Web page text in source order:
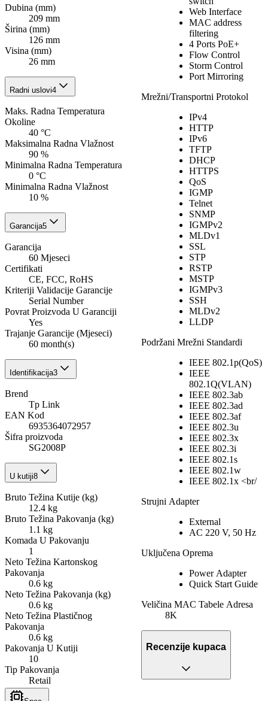
Dubina (mm)
209 mm
Širina (mm)
126 mm
Visina (mm)
26 mm
Radni uslovi4
Maks. Radna Temperatura
Okoline
40 °C
Maksimalna Radna Vlažnost
90 %
Minimalna Radna Temperatura
0 °C
Minimalna Radna Vlažnost
10 %
Garancija5
Garancija
60 Mjeseci
Certifikati
CE, FCC, RoHS
Kriteriji Validacije Garancije
Serial Number
Povrat Proizvoda U Garanciji
Yes
Trajanje Garancije (Mjeseci)
60 month(s)
Identifikacija3
Brend
Tp Link
EAN Kod
6935364072957
Šifra proizvoda
SG2008P
U kutiji8
Bruto Težina Kutije (kg)
12.4 kg
Bruto Težina Pakovanja (kg)
1.1 kg
Komada U Pakovanju
1
Neto Težina Kartonskog
Pakovanja
0.6 kg
Neto Težina Pakovanja (kg)
0.6 kg
Neto Težina Plastičnog
Pakovanja
0.6 kg
Pakovanja U Kutiji
10
Tip Pakovanja
Retail
Web Interface
MAC address
filtering
4 Ports PoE+
Flow Control
Storm Control
Port Mirroring
Mrežni/Transportni Protokol
IPv4
HTTP
IPv6
TFTP
DHCP
HTTPS
QoS
IGMP
Telnet
SNMP
IGMPv2
MLDv1
SSL
STP
RSTP
MSTP
IGMPv3
SSH
MLDv2
LLDP
Podržani Mrežni Standardi
IEEE 802.1p(QoS)
IEEE
802.1Q(VLAN)
IEEE 802.3ab
IEEE 802.3ad
IEEE 802.3af
IEEE 802.3u
IEEE 802.3x
IEEE 802.3i
IEEE 802.1s
IEEE 802.1w
IEEE 802.1x <br/
Strujni Adapter
External
AC 220 V, 50 Hz
Uključena Oprema
Power Adapter
Quick Start Guide
Veličina MAC Tabele Adresa
8K
Recenzije kupaca